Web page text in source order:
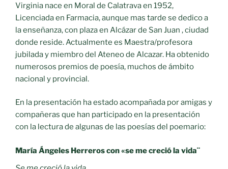
Virginia nace en Moral de Calatrava en 1952,
Licenciada en Farmacia, aunque mas tarde se dedico a
la enseñanza, con plaza en Alcázar de San Juan , ciudad
donde reside. Actualmente es Maestra/profesora
jubilada y miembro del Ateneo de Alcazar. Ha obtenido
numerosos premios de poesía, muchos de ámbito
nacional y provincial.
En la presentación ha estado acompañada por amigas y
compañeras que han participado en la presentación
con la lectura de algunas de las poesías del poemario:
María Ángeles Herreros con «se me creció la vida¨